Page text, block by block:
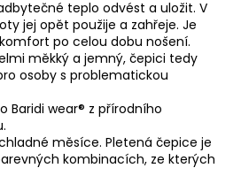
teplo odvést a uložit. V
jej opět použije a zahřeje. Je
po celou dobu nošení.
měkký a jemný, čepici tedy
osoby s problematickou
Baridi wear® z přírodního
měsíce. Pletená čepice je
kombinacích, ze kterých